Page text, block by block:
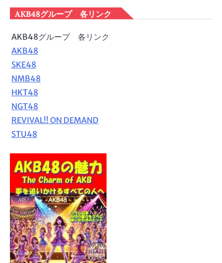
AKB48グループ 各リンク
AKB48グループ 各リンク
AKB48
SKE48
NMB48
HKT48
NGT48
REVIVAL!! ON DEMAND
STU48